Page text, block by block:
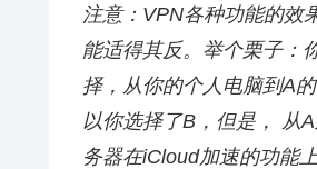
注意：VPN各种功能的效
能适得其反。举个栗子：
择，从你的个人电脑到A
以你选择了B，但是， 从
务器在iCloud加速的功能